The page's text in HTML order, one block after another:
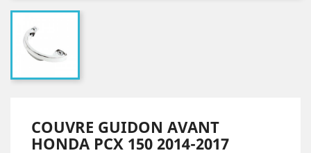
COUVRE GUIDON AVANT
HONDA PCX 150 2014-2017